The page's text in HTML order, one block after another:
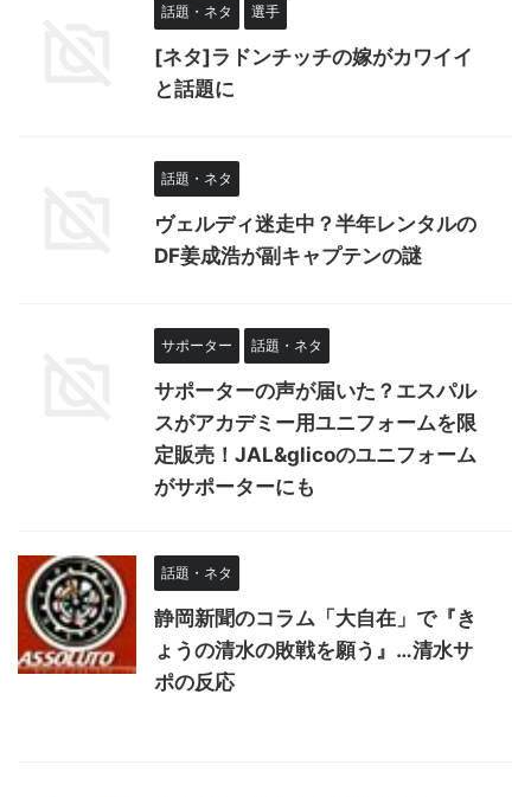
話題・ネタ 選手
[ネタ]ラドンチッチの嫁がカワイイ
と話題に
話題・ネタ
ヴェルディ迷走中？半年レンタルの
DF姜成浩­が副キャプテンの謎
サポーター 話題・ネタ
サポーターの声が届いた？エスパル
スがアカデミー用ユニフォームを限
定販売！JAL&glicoのユニフォーム
がサポーターにも
話題・ネタ
静岡新聞のコラム「大自在」で『き
ょうの清水の敗戦を願う』…清水サ
ポの反応